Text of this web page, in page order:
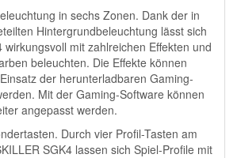
in sechs Zonen. Dank der in
Hintergrundbeleuchtung lässt sich
wirkungsvoll mit zahlreichen Effekten und
beleuchten. Die Effekte können
der herunterladbaren Gaming-
Mit der Gaming-Software können
angepasst werden.
Durch vier Profil-Tasten am
SGK4 lassen sich Spiel-Profile mit